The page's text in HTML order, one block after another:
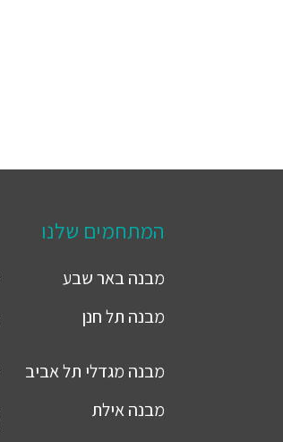
המתחמים שלנו
מבנהבאר שבע
מבנה תל חנן
מבנה מגדלי תל אביב
מבנהאילת